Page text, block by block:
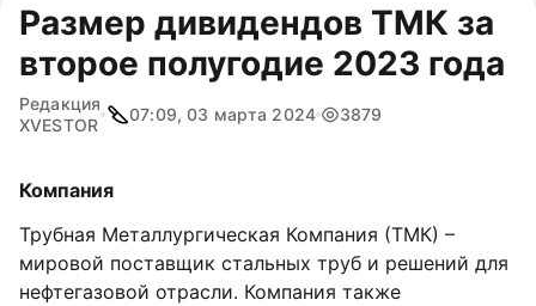
Размер дивидендов ТМК за
второе полугодие 2023 года
Редакция
XVESTOR
07:09, 03 марта 2024 3879
Компания
Трубная Металлургическая Компания (ТМК) –
мировой поставщик стальных труб и решений для
нефтегазовой отрасли. Компания также